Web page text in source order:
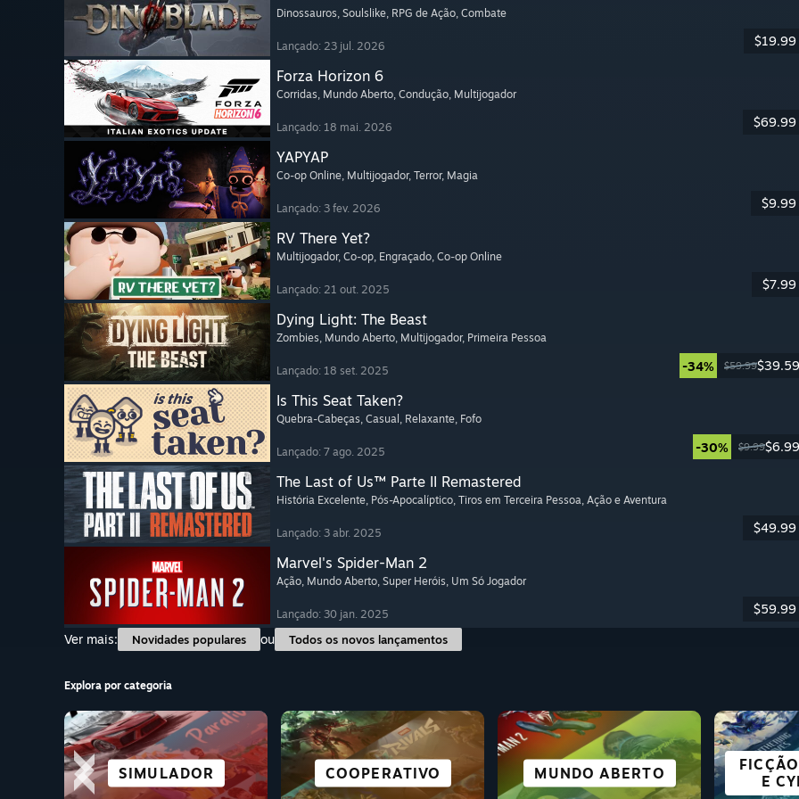
Dinossauros, Soulslike, RPG de Ação, Combate
Lançado: 23 jul. 2026 $19.99
Forza Horizon 6
Corridas, Mundo Aberto, Condução, Multijogador
Lançado: 18 mai. 2026 $69.99
YAPYAP
Co-op Online, Multijogador, Terror, Magia
Lançado: 3 fev. 2026 $9.99
RV There Yet?
Multijogador, Co-op, Engraçado, Co-op Online
Lançado: 21 out. 2025 $7.99
Dying Light: The Beast
Zombies, Mundo Aberto, Multijogador, Primeira Pessoa
Lançado: 18 set. 2025 -34% $59.99$39.59
Is This Seat Taken?
Quebra-Cabeças, Casual , Relaxante, Fofo
Lançado: 7 ago. 2025 -30% $9.99$6.99
The Last of Us™ Parte II Remastered
História Excelente, Pós-Apocalíptico, Tiros em Terceira Pessoa, Ação e Aventura
Lançado: 3 abr. 2025 $49.99
Marvel's Spider-Man 2
Ação, Mundo Aberto, Super Heróis, Um Só Jogador
Lançado: 30 jan. 2025
$59.99
Ver mais:
Novidades populares ou Todos os novos lançamentos
Explora por categoria
SIMULADOR COOPERATIVO MUNDO ABERTO
E
ANIME
CIDADES E
COLONIZAÇÃO
SOBREVIVÊNCIA
CORRIDAS RPG ESTRATÉGIA
CASUAL
EXCELENTES NO
DECK
TODOS OS
DESPORTOS